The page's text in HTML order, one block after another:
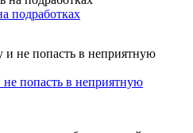
подработках
попасть в неприятную